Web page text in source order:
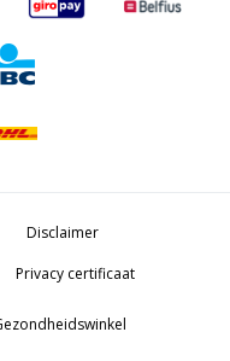
Disclaimer
Privacy certificaat